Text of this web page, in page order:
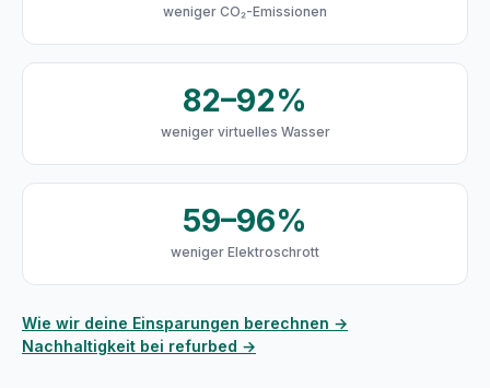
weniger CO₂-Emissionen
82–92%
weniger virtuelles Wasser
59–96%
weniger Elektroschrott
Wie wir deine Einsparungen berechnen →
Nachhaltigkeit bei refurbed →